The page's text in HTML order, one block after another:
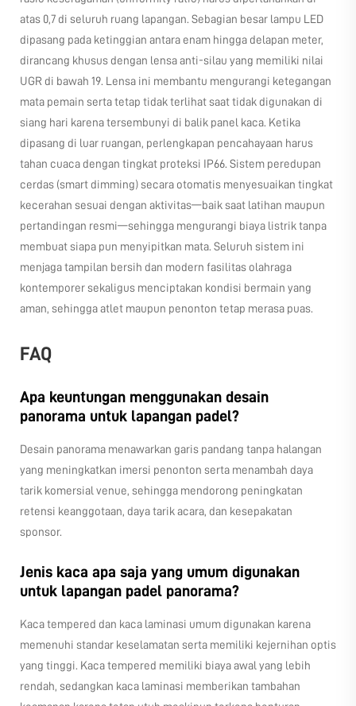
atas 0,7 di seluruh ruang lapangan. Sebagian besar lampu LED
dipasang pada ketinggian antara enam hingga delapan meter,
dirancang khusus dengan lensa anti-silau yang memiliki nilai
UGR di bawah 19. Lensa ini membantu mengurangi ketegangan
mata pemain serta tetap tidak terlihat saat tidak digunakan di
siang hari karena tersembunyi di balik panel kaca. Ketika
dipasang di luar ruangan, perlengkapan pencahayaan harus
tahan cuaca dengan tingkat proteksi IP66. Sistem peredupan
cerdas (smart dimming) secara otomatis menyesuaikan tingkat
kecerahan sesuai dengan aktivitas—baik saat latihan maupun
pertandingan resmi—sehingga mengurangi biaya listrik tanpa
membuat siapa pun menyipitkan mata. Seluruh sistem ini
menjaga tampilan bersih dan modern fasilitas olahraga
kontemporer sekaligus menciptakan kondisi bermain yang
aman, sehingga atlet maupun penonton tetap merasa puas.
FAQ
Apa keuntungan menggunakan desain
panorama untuk lapangan padel?
Desain panorama menawarkan garis pandang tanpa halangan
yang meningkatkan imersi penonton serta menambah daya
tarik komersial venue, sehingga mendorong peningkatan
retensi keanggotaan, daya tarik acara, dan kesepakatan
sponsor.
Jenis kaca apa saja yang umum digunakan
untuk lapangan padel panorama?
Kaca tempered dan kaca laminasi umum digunakan karena
memenuhi standar keselamatan serta memiliki kejernihan optis
yang tinggi. Kaca tempered memiliki biaya awal yang lebih
rendah, sedangkan kaca laminasi memberikan tambahan